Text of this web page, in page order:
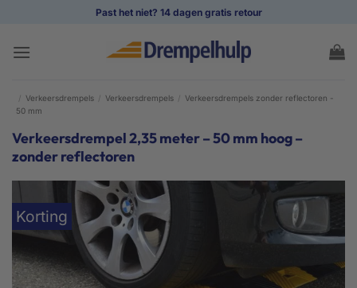
inhoud
Past het niet? 14 dagen gratis retour
/ Verkeersdrempels / Verkeersdrempels / Verkeersdrempels zonder reflectoren -
50 mm
Verkeersdrempel 2,35 meter – 50 mm hoog –
zonder reflectoren
Korting